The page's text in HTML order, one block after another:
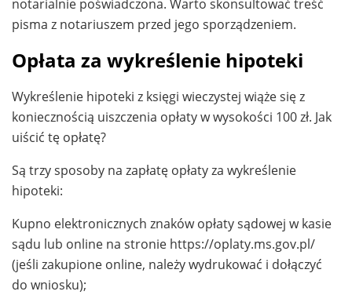
notarialnie poświadczona. Warto skonsultować treść
pisma z notariuszem przed jego sporządzeniem.
Opłata za wykreślenie hipoteki
Wykreślenie hipoteki z księgi wieczystej wiąże się z
koniecznością uiszczenia opłaty w wysokości 100 zł. Jak
uiścić tę opłatę?
Są trzy sposoby na zapłatę opłaty za wykreślenie
hipoteki:
Kupno elektronicznych znaków opłaty sądowej w kasie
sądu lub online na stronie https://oplaty.ms.gov.pl/
(jeśli zakupione online, należy wydrukować i dołączyć
do wniosku);